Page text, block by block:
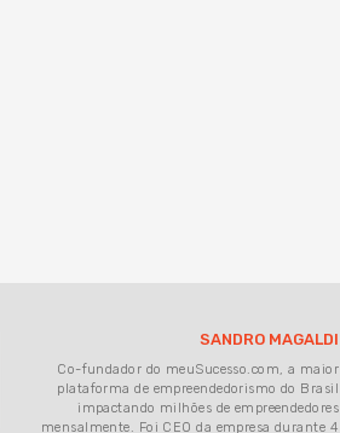
SANDRO MAGALDI
Co-fundador do meuSucesso.com, a maior
plataforma de empreendedorismo do Brasil
impactando milhões de empreendedores
mensalmente. Foi CEO da empresa durante 4